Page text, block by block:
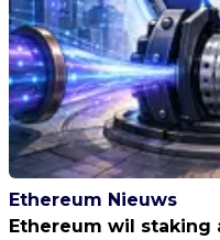
Ethereum Nieuws
Ethereum wil